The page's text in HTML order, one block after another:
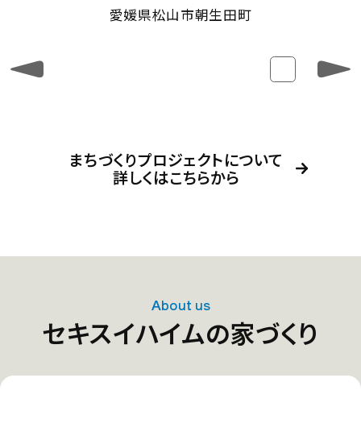
愛媛県松山市朝生田町
まちづくりプロジェクトについて
詳しくはこちらから
About us
セキスイハイムの家づくり